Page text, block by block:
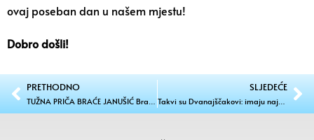
ovaj poseban dan u našem mjestu!
Dobro došli!
PRETHODNO
TUŽNA PRIČA BRAĆE JANUŠIĆ Brat je u komi, ali idem ga vidjeti
SLJEDEĆE
Takvi su Dvanajščakovi: imaju najbolji Sauvignon i Graševinu, a odmah tu su i Pušipel, pjenušac “Pozoj”, Pinot sivi… Čestitamo!